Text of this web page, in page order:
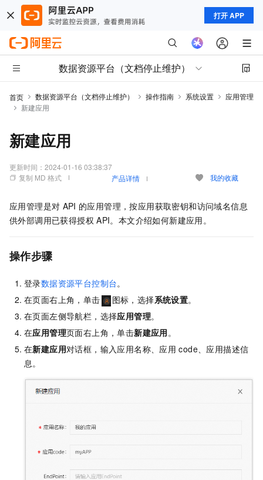
打开 APP
数据资源平台（文档停止维护）
首页 数据资源平台（文档停止维护） 操作指南 系统设置
应用管理
新建应用
新建应用
更新时间： 2024-01-16 03:38:37
复制 MD 格式
产品详情 我的收藏
应用管理是对 API 的应用管理，按应用获取密钥和访问域名信息
供外部调用已获得授权 API。本文介绍如何新建应用。
操作步骤
登录数据资源平台控制台。
在页面右上角，单击
图标，选择系统设置。
在页面左侧导航栏，选择应用管理。
在应用管理页面右上角，单击新建应用。
在新建应用对话框，输入应用名称、应用 code、应用描述信
息。